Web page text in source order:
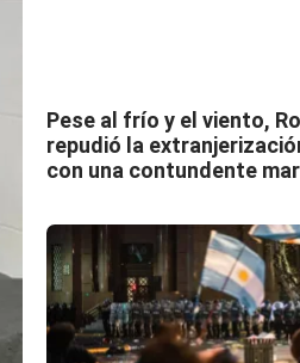
Pese al frío y el viento,
repudió la
con una contundente